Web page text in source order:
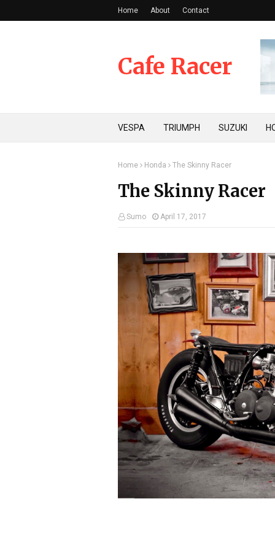
Home About Contact
Cafe Racer
VESPA TRIUMPH SUZUKI
Home Honda The Skinny Racer
The Skinny Racer
Sumo April 17, 2017